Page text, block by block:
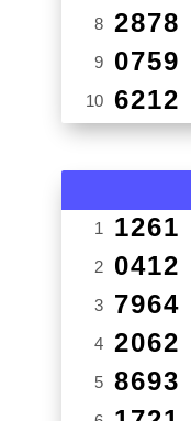
8 2878
9 0759
10 6212
1 1261
2 0412
3 7964
4 2062
5 8693